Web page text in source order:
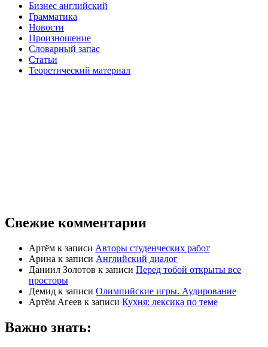
Бизнес английский
Грамматика
Новости
Произношение
Словарный запас
Статьи
Теоретический материал
Свежие комментарии
Артём к записи Авторы студенческих работ
Арина к записи Английский диалог
Даниил Золотов к записи Перед тобой открыты все
просторы
Демид к записи Олимпийские игры. Аудирование
Артём Агеев к записи Кухня: лексика по теме
Важно знать: